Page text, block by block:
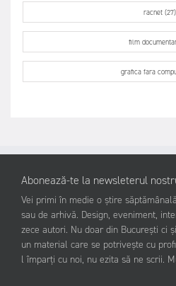
racnet (27)
film
grafica fara
Abonează-te la newsleterul
Vei primi în medie o știre
sau de arhivă. Design, eveniment,
zece autori. Nu doar din București ci
un material care se potrivește cu
l împarți cu noi, nu ezita să ne scrii.